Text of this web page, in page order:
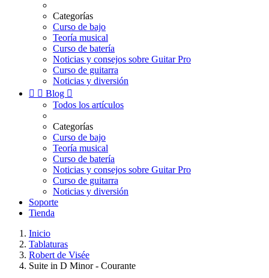
Categorías
Curso de bajo
Teoría musical
Curso de batería
Noticias y consejos sobre Guitar Pro
Curso de guitarra
Noticias y diversión
  Blog 
Todos los artículos
Categorías
Curso de bajo
Teoría musical
Curso de batería
Noticias y consejos sobre Guitar Pro
Curso de guitarra
Noticias y diversión
Soporte
Tienda
Inicio
Tablaturas
Robert de Visée
Suite in D Minor - Courante